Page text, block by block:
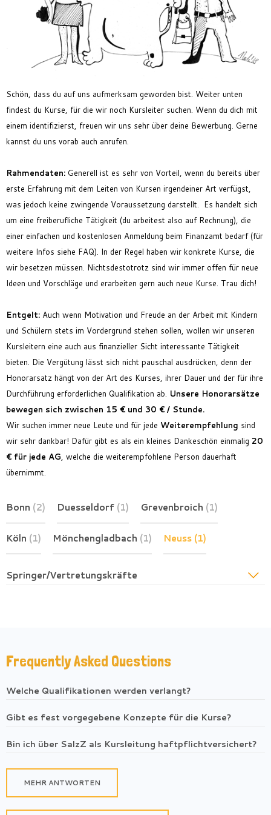
Feriencamp
Kontakt
Schön, dass du auf uns aufmerksam geworden bist. Weiter unten
findest du Kurse, für die wir noch Kursleiter suchen. Wenn du dich mit
einem identifizierst, freuen wir uns sehr über deine Bewerbung. Gerne
kannst du uns vorab auch anrufen.
Rahmendaten: Generell ist es sehr von Vorteil, wenn du bereits über
erste Erfahrung mit dem Leiten von Kursen irgendeiner Art verfügst,
was jedoch keine zwingende Voraussetzung darstellt. Es handelt sich
um eine freiberufliche Tätigkeit (du arbeitest also auf Rechnung), die
einer einfachen und kostenlosen Anmeldung beim Finanzamt bedarf (für
weitere Infos siehe FAQ). In der Regel haben wir konkrete Kurse, die
wir besetzen müssen. Nichtsdestotrotz sind wir immer offen für neue
Ideen und Vorschläge und erarbeiten gern auch neue Kurse. Trau dich!
Entgelt: Auch wenn Motivation und Freude an der Arbeit mit Kindern
und Schülern stets im Vordergrund stehen sollen, wollen wir unseren
Kursleitern eine auch aus finanzieller Sicht interessante Tätigkeit
bieten. Die Vergütung lässt sich nicht pauschal ausdrücken, denn der
Honorarsatz hängt von der Art des Kurses, ihrer Dauer und der für ihre
Durchführung erforderlichen Qualifikation ab. Unsere Honorarsätze
bewegen sich zwischen 15 € und 30 € / Stunde.
Wir suchen immer neue Leute und für jede Weiterempfehlung sind
wir sehr dankbar! Dafür gibt es als ein kleines Dankeschön einmalig 20
€ für jede AG, welche die weiterempfohlene Person dauerhaft
übernimmt.
Bonn (2) Duesseldorf (1) Grevenbroich (1)
Köln (1) Mönchengladbach (1) Neuss (1)
Springer/Vertretungskräfte
Frequently Asked Questions
Welche Qualifikationen werden verlangt?
Gibt es fest vorgegebene Konzepte für die Kurse?
Bin ich über SalzZ als Kursleitung haftpflichtversichert?
MEHR ANTWORTEN